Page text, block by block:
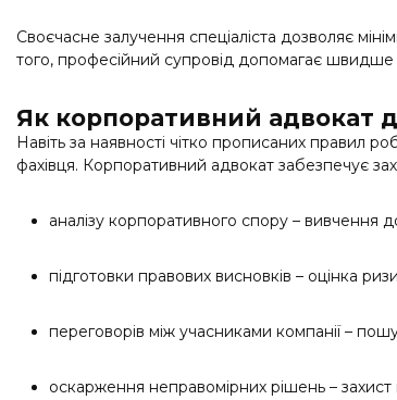
Своєчасне залучення спеціаліста дозволяє
того, професійний супровід допомагає
Як корпоративний адвокат
Навіть за наявності чітко прописаних правил
фахівця. Корпоративний адвокат забезпечує
аналізу корпоративного спору – вивчення
підготовки правових висновків – оцінка
переговорів між учасниками компанії –
оскарження неправомірних рішень –